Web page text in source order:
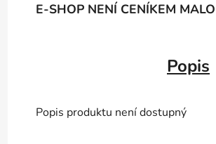
E-SHOP NENÍ CENÍKEM
Popis
Popis produktu není dostupný